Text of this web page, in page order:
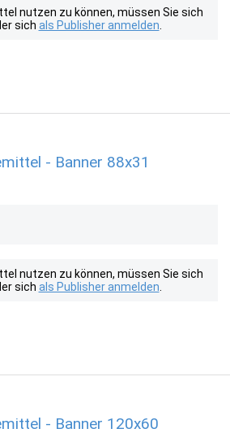
nutzen zu können, müssen Sie sich
sich als Publisher anmelden
- Banner 88x31
nutzen zu können, müssen Sie sich
sich als Publisher anmelden
- Banner 120x60